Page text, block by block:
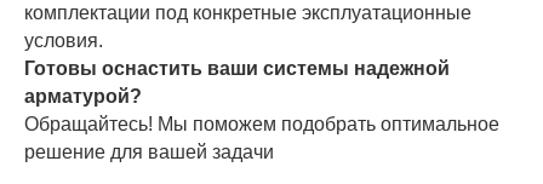
комплектации под конкретные эксплуатационные
условия.
Готовы оснастить ваши системы надежной
арматурой?
Обращайтесь! Мы поможем подобрать оптимальное
решение для вашей задачи